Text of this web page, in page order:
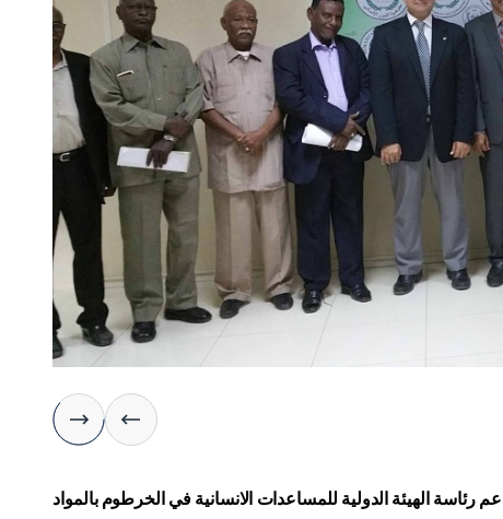
رئاسة الهيئة الدولية للمساعدات الانسانية في الخرطوم بالمواد